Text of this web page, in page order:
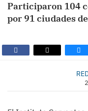
Participaron 104
por 91 ciudades